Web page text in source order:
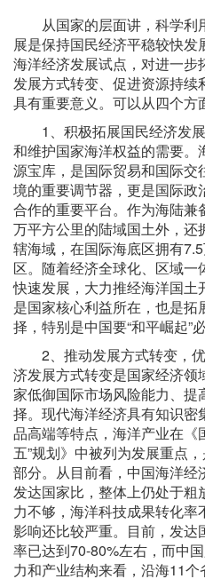
从国家的层面讲，科学
展是保持国民经济平稳较快
海洋经济发展试点，对进一
发展方式转变、促进资源持
具有重要意义。可以从四个方
1、积极拓展国民经济发
和维护国家海洋权益的需要
源宝库，是国际贸易和国际
境的重要调节器，更是国际
合作的重要平台。作为海陆
万平方公里的陆域国土外，
辖海域，在国际海底区拥有
区。随着经济全球化、区域
快速发展，大力推经海洋国
是国家核心利益所在，也是
择，特别是中国要“和平崛起”
2、推动发展方式转变，
济发展方式转变是国家经济
家低御国际市场风险能力、
择。现代海洋经济具有知识
品高端等特点，海洋产业在《
五”规划》中被列为发展重点
部分。从目前看，中国海洋
发达国家比，整体上仍处于
力不够，海洋科技成果转化
影响还比较严重。目前，发
率已达到70-80%左右，而中
力和产业结构来看，沿海11个